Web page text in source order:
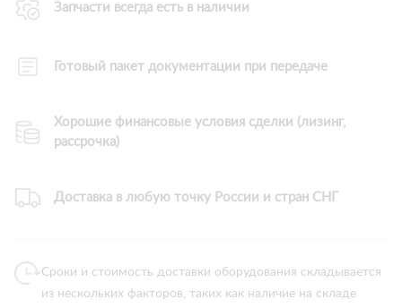
Запчасти всегда есть в наличии
Готовый пакет документации при передаче
Хорошие финансовые условия сделки (лизинг,
рассрочка)
Доставка в любую точку России и стран СНГ
Сроки и стоимость доставки оборудования складывается
из нескольких факторов, таких как наличие на складе